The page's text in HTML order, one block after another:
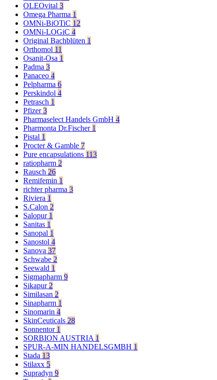
OLEOvital 3
Omega Pharma 1
OMNi-BiOTiC 12
OMNi-LOGiC 4
Original Bachblüten 1
Orthomol 11
Osanit-Osa 1
Padma 3
Panaceo 4
Pelpharma 6
Perskindol 4
Petrasch 1
Pfizer3
Pharmaselect Handels GmbH 4
Pharmonta Dr.Fischer 1
Pistal 1
Procter & Gamble 7
Pure encapsulations 113
ratiopharm 2
Rausch 26
Remifemin 1
richter pharma 3
Riviera 1
S.Calon 2
Salopur 1
Sanitas 1
Sanopal 1
Sanostol 4
Sanova 37
Schwabe 2
Seewald 1
Sigmapharm 9
Sikapur 2
Similasan 2
Sinapharm 1
Sinomarin 4
SkinCeuticals 28
Sonnentor 1
SORBION AUSTRIA 1
SPUR-A-MIN HANDELSGMBH 1
Stada 13
Stilaxx 5
Supradyn 9